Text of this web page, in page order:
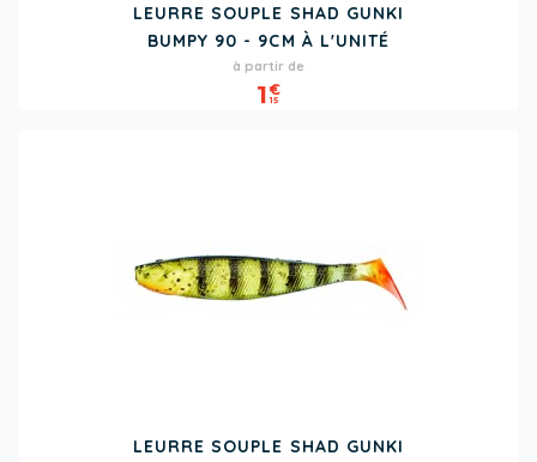
LEURRE SOUPLE SHAD GUNKI
BUMPY 90 - 9CM À L'UNITÉ
Prix
à partir de
1€
15
LEURRE SOUPLE SHAD GUNKI